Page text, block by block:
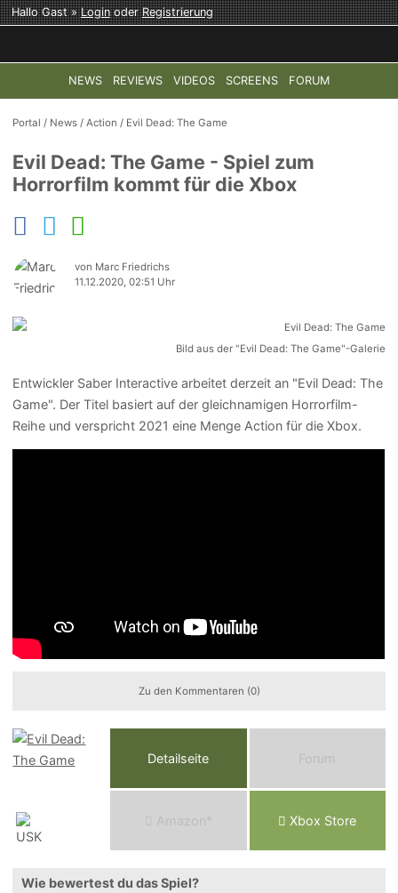
Hallo Gast »LoginoderRegistrierung
NEWS REVIEWS VIDEOS SCREENS FORUM
TOP-THEMEN: COD: MODERN WARFARE 4 HALO:
Portal / News /Action / Evil Dead: The Game
Evil Dead: The Game - Spiel zum
Horrorfilm kommt für die Xbox
von Marc Friedrichs
11.12.2020, 02:51 Uhr
Bild aus der "Evil Dead: The Game"-Galerie
Entwickler Saber Interactive arbeitet derzeit an "Evil Dead: The
Game". Der Titel basiert auf der gleichnamigen Horrorfilm-
Reihe und verspricht 2021 eine Menge Action für die Xbox.
Zu den Kommentaren (0)
Detailseite Forum
Ama o n* Xbox Store
Wie bewertest du das Spiel?